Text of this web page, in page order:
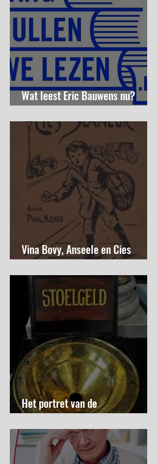
Wat leest Eric Bauwens nu?
(langzullenwelezen)
Vina Bovy, Anseele en Cies
Slameur
Het portret van de
stoelkeszetterige